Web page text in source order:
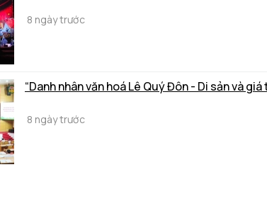
8 ngày trước
“Danh nhân văn hoá Lê Quý Đôn - Di sản và
8 ngày trước